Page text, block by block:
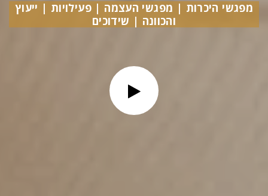
מפגשי היכרות | מפגשי העצמה | פעילויות | ייעוץ
והכוונה | שידוכים